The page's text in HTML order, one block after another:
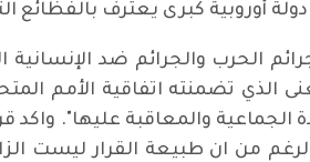
دولة أوروبية كبرى يعترف بالفظائع
الحرب والجرائم ضد
الذي تضمنته اتفاقية الأمم
الجماعية والمعاقبة عليها".
من ان طبيعة القرار ليست